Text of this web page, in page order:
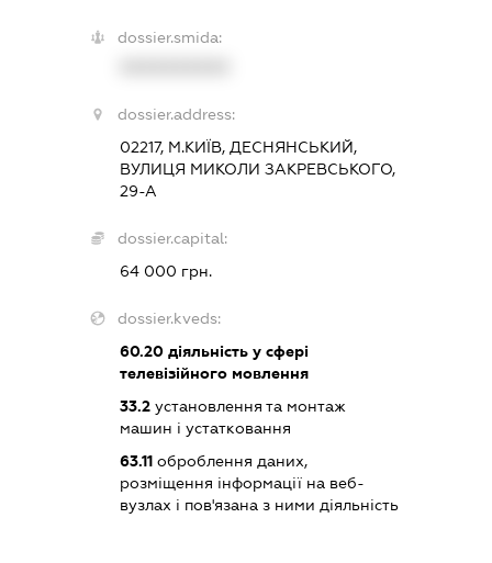
dossier.smida:
dossier.address:
02217, М.КИЇВ, ДЕСНЯНСЬКИЙ,
ВУЛИЦЯ МИКОЛИ ЗАКРЕВСЬКОГО,
29-А
dossier.capital:
64 000 грн.
dossier.kveds:
60.20 діяльність у сфері
телевізійного мовлення
33.2 установлення та монтаж
машин і устатковання
63.11 оброблення даних,
розміщення інформації на веб-
вузлах і пов'язана з ними діяльність